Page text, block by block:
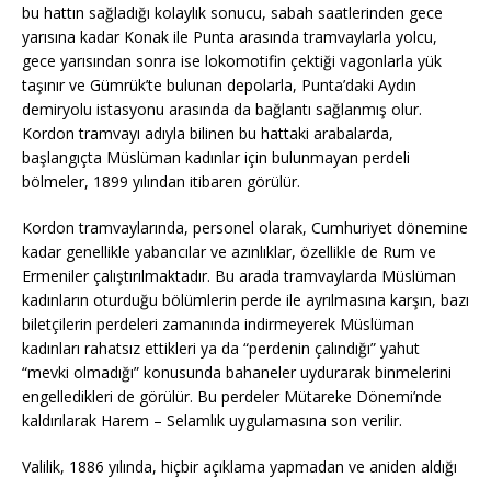
bu hattın sağladığı kolaylık sonucu, sabah saatlerinden gece
yarısına kadar Konak ile Punta arasında tramvaylarla yolcu,
gece yarısından sonra ise lokomotifin çektiği vagonlarla yük
taşınır ve Gümrük’te bulunan depolarla, Punta’daki Aydın
demiryolu istasyonu arasında da bağlantı sağlanmış olur.
Kordon tramvayı adıyla bilinen bu hattaki arabalarda,
başlangıçta Müslüman kadınlar için bulunmayan perdeli
bölmeler, 1899 yılından itibaren görülür.
Kordon tramvaylarında, personel olarak, Cumhuriyet dönemine
kadar genellikle yabancılar ve azınlıklar, özellikle de Rum ve
Ermeniler çalıştırılmaktadır. Bu arada tramvaylarda Müslüman
kadınların oturduğu bölümlerin perde ile ayrılmasına karşın, bazı
biletçilerin perdeleri zamanında indirmeyerek Müslüman
kadınları rahatsız ettikleri ya da “perdenin çalındığı” yahut
“mevki olmadığı” konusunda bahaneler uydurarak binmelerini
engelledikleri de görülür. Bu perdeler Mütareke Dönemi’nde
kaldırılarak Harem – Selamlık uygulamasına son verilir.
Valilik, 1886 yılında, hiçbir açıklama yapmadan ve aniden aldığı